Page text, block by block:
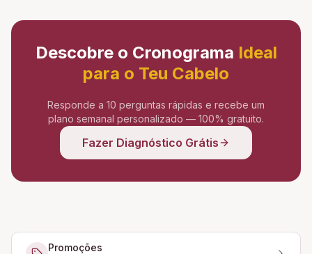
Descobre o Cronograma Ideal
para o Teu Cabelo
Responde a 10 perguntas rápidas e recebe um
plano semanal personalizado — 100% gratuito.
Fazer Diagnóstico Grátis
Promoções